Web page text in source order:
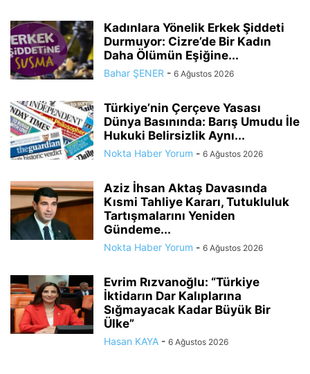
Kadınlara Yönelik Erkek Şiddeti
Durmuyor: Cizre’de Bir Kadın
Daha Ölümün Eşiğine...
Bahar ŞENER - 6 Ağustos 2026
Türkiye’nin Çerçeve Yasası
Dünya Basınında: Barış Umudu İle
Hukuki Belirsizlik Aynı...
Nokta Haber Yorum - 6 Ağustos 2026
Aziz İhsan Aktaş Davasında
Kısmi Tahliye Kararı, Tutukluluk
Tartışmalarını Yeniden
Gündeme...
Nokta Haber Yorum - 6 Ağustos 2026
Evrim Rızvanoğlu: “Türkiye
İktidarın Dar Kalıplarına
Sığmayacak Kadar Büyük Bir
Ülke”
Hasan KAYA - 6 Ağustos 2026